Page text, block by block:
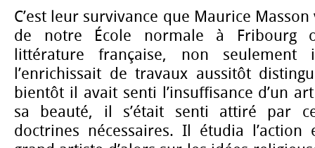
C’est leur survivance que Maurice
de notre École normale à Fribourg
littérature française, non
l’enrichissait de travaux aussitôt
bientôt il avait senti l’insuffisance d’un
sa beauté, il s’était senti attiré par
doctrines nécessaires. Il étudia